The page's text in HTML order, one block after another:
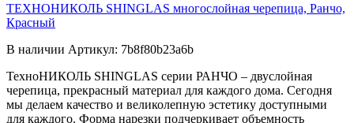
ТЕХНОНИКОЛЬ SHINGLAS многослойная черепица, Ранчо,
Красный
В наличии Артикул: 7b8f80b23a6b
ТехноНИКОЛЬ SHINGLAS серии РАНЧО – двуслойная
черепица, прекрасный материал для каждого дома. Сегодня
мы делаем качество и великолепную эстетику доступными
для каждого. Форма нарезки подчеркивает объемность